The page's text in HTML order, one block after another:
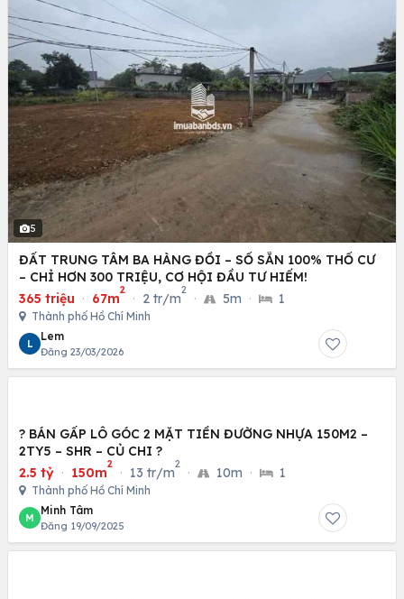
5
ĐẤT TRUNG TÂM BA HÀNG ĐỒI – SỔ SẴN 100% THỔ CƯ
– CHỈ HƠN 300 TRIỆU, CƠ HỘI ĐẦU TƯ HIẾM!
365 triệu · 67m
2
· 2 tr/m
2
· 5m · 1
Thành phố Hồ Chí Minh
L
Lem
Đăng 23/03/2026
? BÁN GẤP LÔ GÓC 2 MẶT TIỀN ĐƯỜNG NHỰA 150M2 –
2TY5 – SHR – CỦ CHI ?
2.5 tỷ · 150m
2
· 13 tr/m
2
· 10m · 1
Thành phố Hồ Chí Minh
M
Minh Tâm
Đăng 19/09/2025